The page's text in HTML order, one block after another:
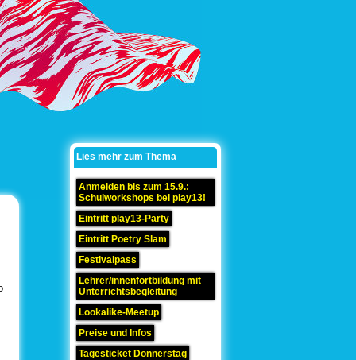
Lies mehr zum Thema
Anmelden bis zum 15.9.:
Schulworkshops bei play13!
Eintritt play13-Party
Eintritt Poetry Slam
Festivalpass
Lehrer/innenfortbildung mit
Unterrichtsbegleitung
Lookalike-Meetup
Preise und Infos
Tagesticket Donnerstag